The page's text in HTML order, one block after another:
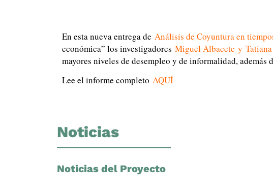
En esta nueva entrega de Análisis de Coyuntura en
económica” los investigadores Miguel Albacete y
mayores niveles de desempleo y de informalidad,
Lee el informe completo AQUÍ
Noticias
Noticias del Proyecto